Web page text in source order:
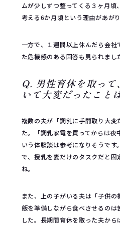
ムが少しずつ整ってくる３ヶ月頃
考える6か月頃という理由があがり
一方で、１週間以上休んだら会
た危機感のある回答も見られまし
Q. 男性育休を取っ
いて大変だったこと
複数の夫が「調乳に手間取り大変
た。「調乳家電を買ってからは夜
いう体験談は参考になりそうです
で、授乳を妻だけのタスクだと
ね。
また、上の子がいる夫は「子供
飯を準備しながら食べさせるの
した。長期間育休を取った夫か